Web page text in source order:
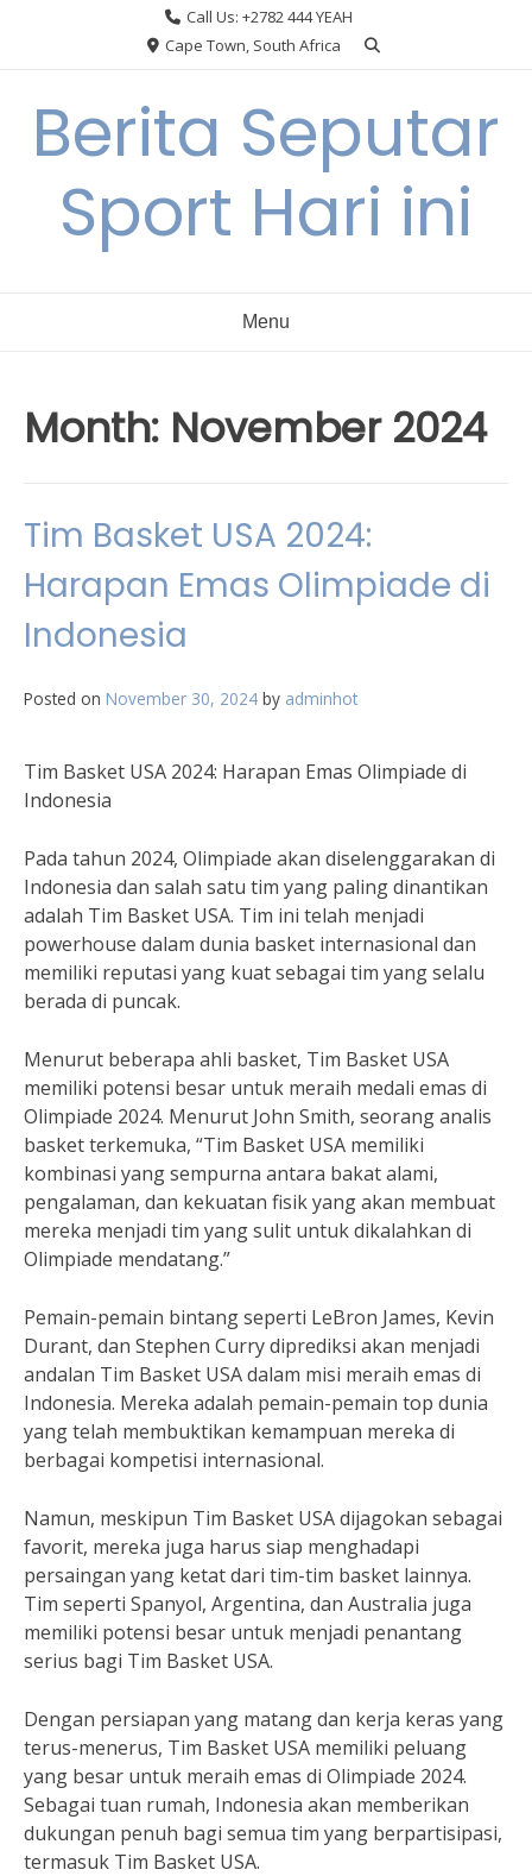
Call Us: +2782 444 YEAH
Cape Town, South Africa
Berita Seputar
Sport Hari ini
Menu
Month: November 2024
Tim Basket USA 2024:
Harapan Emas Olimpiade di
Indonesia
Posted on November 30, 2024 by adminhot
Tim Basket USA 2024: Harapan Emas Olimpiade di
Indonesia
Pada tahun 2024, Olimpiade akan diselenggarakan di
Indonesia dan salah satu tim yang paling dinantikan
adalah Tim Basket USA. Tim ini telah menjadi
powerhouse dalam dunia basket internasional dan
memiliki reputasi yang kuat sebagai tim yang selalu
berada di puncak.
Menurut beberapa ahli basket, Tim Basket USA
memiliki potensi besar untuk meraih medali emas di
Olimpiade 2024. Menurut John Smith, seorang analis
basket terkemuka, “Tim Basket USA memiliki
kombinasi yang sempurna antara bakat alami,
pengalaman, dan kekuatan fisik yang akan membuat
mereka menjadi tim yang sulit untuk dikalahkan di
Olimpiade mendatang.”
Pemain-pemain bintang seperti LeBron James, Kevin
Durant, dan Stephen Curry diprediksi akan menjadi
andalan Tim Basket USA dalam misi meraih emas di
Indonesia. Mereka adalah pemain-pemain top dunia
yang telah membuktikan kemampuan mereka di
berbagai kompetisi internasional.
Namun, meskipun Tim Basket USA dijagokan sebagai
favorit, mereka juga harus siap menghadapi
persaingan yang ketat dari tim-tim basket lainnya.
Tim seperti Spanyol, Argentina, dan Australia juga
memiliki potensi besar untuk menjadi penantang
serius bagi Tim Basket USA.
Dengan persiapan yang matang dan kerja keras yang
terus-menerus, Tim Basket USA memiliki peluang
yang besar untuk meraih emas di Olimpiade 2024.
Sebagai tuan rumah, Indonesia akan memberikan
dukungan penuh bagi semua tim yang berpartisipasi,
termasuk Tim Basket USA.